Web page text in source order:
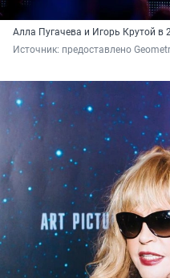
Алла Пугачева и Игорь Крутой в
Источник: предоставлено